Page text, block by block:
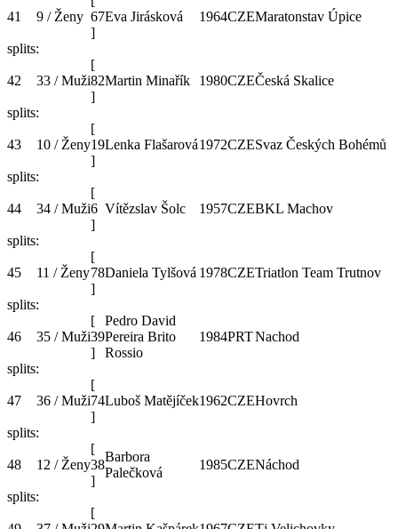
41 9 / Ženy 67
]
Eva Jirásková 1964CZEMaratonstav Úpice
splits:
42 33 / Muži
[
82
]
Martin Minařík 1980CZEČeská Skalice
splits:
43 10 / Ženy
[
19
]
Lenka Flašarová1972CZESvaz Českých Bohémů
splits:
44 34 / Muži
[
6
]
Vítězslav Šolc 1957CZEBKL Machov
splits:
45 11 / Ženy
[
78
]
Daniela Tylšová 1978CZETriatlon Team Trutnov
splits:
46 35 / Muži
[
39
]
Pedro David
Pereira Brito
Rossio
1984PRTNachod
splits:
47 36 / Muži
[
74
]
Luboš Matějíček1962CZEHovrch
splits:
48 12 / Ženy
[
38
]
Barbora
Palečková
1985CZENáchod
splits:
[